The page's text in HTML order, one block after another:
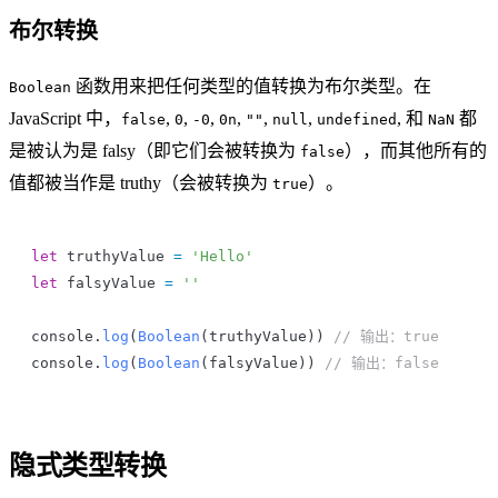
布尔转换
Boolean 函数用来把任何类型的值转换为布尔类型。在
JavaScript 中，
false, 0, -0, 0n, "" , null , undefined , 和 NaN 都
是被认为是 falsy（即它们会被转换为 false），而其他所有的
值都被当作是 truthy（会被转换为 true）。
let truthyValue = 'Hello'
let falsyValue = ''
console . log ( Boolean ( truthyValue ))
// 输出：true
console . log ( Boolean ( falsyValue )) // 输出：false
隐式类型转换